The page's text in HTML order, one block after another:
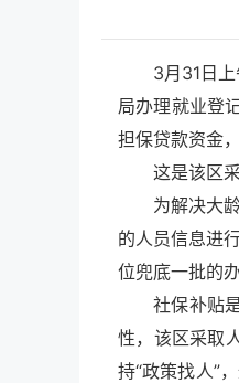
3月31日
局办理就业登
担保贷款资金
这是该区
为解决大
的人员信息进
位兜底一批的
社保补贴
性，该区采取
持“政策找人”